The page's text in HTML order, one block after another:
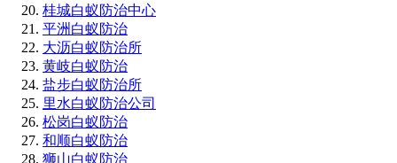
桂城白蚁防治中心
平洲白蚁防治
大沥白蚁防治所
黄岐白蚁防治
盐步白蚁防治所
里水白蚁防治公司
松岗白蚁防治
和顺白蚁防治
狮山白蚁防治